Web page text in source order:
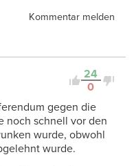
Kommentar melden
24
0
gegen die
noch schnell vor den
wurde, obwohl
wurde.